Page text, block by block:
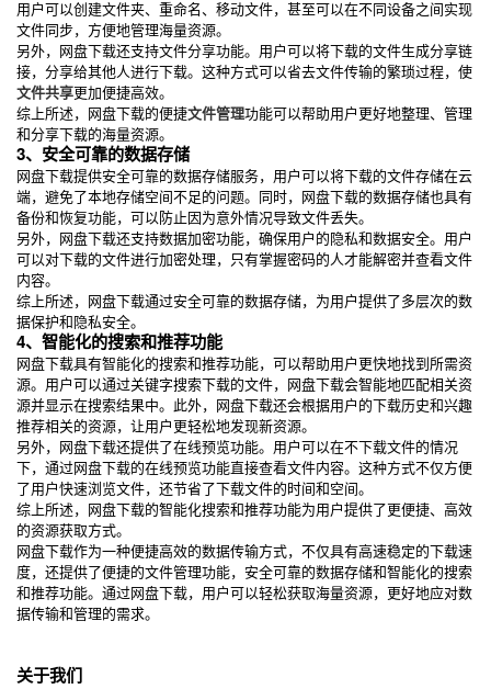
用户可以创建文件夹、重命名、移动文件，甚至可以在不同设备之间实现
文件同步，方便地管理海量资源。
另外，网盘下载还支持文件分享功能。用户可以将下载的文件生成分享链
接，分享给其他人进行下载。这种方式可以省去文件传输的繁琐过程，使
文件共享更加便捷高效。
综上所述，网盘下载的便捷文件管理功能可以帮助用户更好地整理、管理
和分享下载的海量资源。
3、安全可靠的数据存储
网盘下载提供安全可靠的数据存储服务，用户可以将下载的文件存储在云
端，避免了本地存储空间不足的问题。同时，网盘下载的数据存储也具有
备份和恢复功能，可以防止因为意外情况导致文件丢失。
另外，网盘下载还支持数据加密功能，确保用户的隐私和数据安全。用户
可以对下载的文件进行加密处理，只有掌握密码的人才能解密并查看文件
内容。
综上所述，网盘下载通过安全可靠的数据存储，为用户提供了多层次的数
据保护和隐私安全。
4、智能化的搜索和推荐功能
网盘下载具有智能化的搜索和推荐功能，可以帮助用户更快地找到所需资
源。用户可以通过关键字搜索下载的文件，网盘下载会智能地匹配相关资
源并显示在搜索结果中。此外，网盘下载还会根据用户的下载历史和兴趣
推荐相关的资源，让用户更轻松地发现新资源。
另外，网盘下载还提供了在线预览功能。用户可以在不下载文件的情况
下，通过网盘下载的在线预览功能直接查看文件内容。这种方式不仅方便
了用户快速浏览文件，还节省了下载文件的时间和空间。
综上所述，网盘下载的智能化搜索和推荐功能为用户提供了更便捷、高效
的资源获取方式。
网盘下载作为一种便捷高效的数据传输方式，不仅具有高速稳定的下载速
度，还提供了便捷的文件管理功能，安全可靠的数据存储和智能化的搜索
和推荐功能。通过网盘下载，用户可以轻松获取海量资源，更好地应对数
据传输和管理的需求。
关于我们